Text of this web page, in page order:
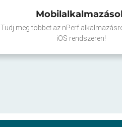
Tudj meg többet az nPerf
iOS rendszeren!